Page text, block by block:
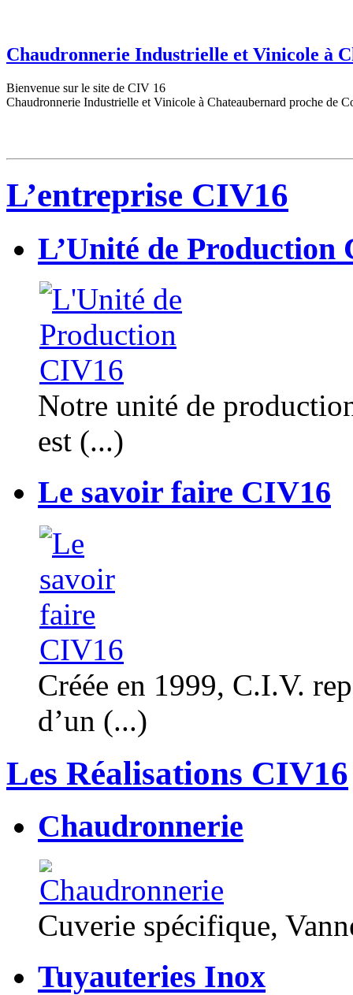
Chaudronnerie Industrielle et Vinicole à
Bienvenue sur le site de CIV 16
Chaudronnerie Industrielle et Vinicole à Chateaubernard proche de
L’entreprise CIV16
L’Unité de Production
Notre unité de
est (...)
Le savoir faire CIV16
Créée en 1999, C.I.V.
d’un (...)
Les Réalisations CIV16
Chaudronnerie
Cuverie spécifique,
Tuyauteries Inox